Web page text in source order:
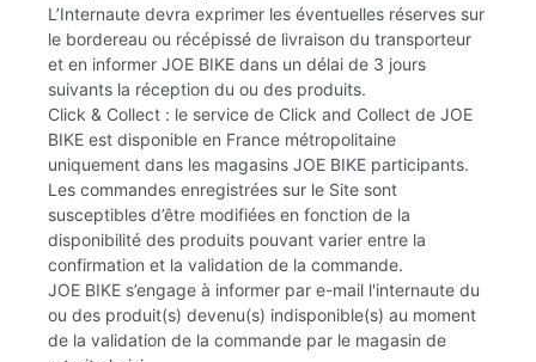
L’Internaute devra exprimer les éventuelles réserves sur
le bordereau ou récépissé de livraison du transporteur
et en informer JOE BIKE dans un délai de 3 jours
suivants la réception du ou des produits.
Click & Collect : le service de Click and Collect de JOE
BIKE est disponible en France métropolitaine
uniquement dans les magasins JOE BIKE participants.
Les commandes enregistrées sur le Site sont
susceptibles d’être modifiées en fonction de la
disponibilité des produits pouvant varier entre la
confirmation et la validation de la commande.
JOE BIKE s’engage à informer par e-mail l'internaute du
ou des produit(s) devenu(s) indisponible(s) au moment
de la validation de la commande par le magasin de